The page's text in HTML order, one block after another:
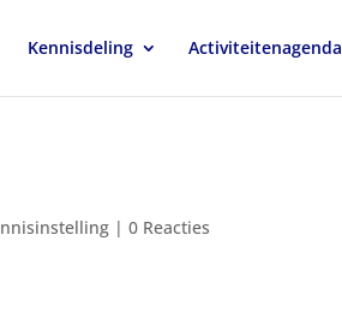
Kennisdeling Activiteitenagenda
|0 Reacties